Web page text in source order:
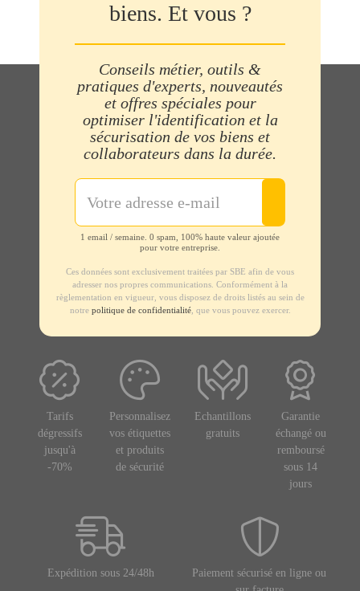
biens. Et vous ?
Conseils métier, outils &
pratiques d'experts, nouveautés
et offres spéciales pour
optimiser l'identification et la
sécurisation de vos biens et
collaborateurs dans la durée.
1 email / semaine. 0 spam, 100% haute valeur ajoutée
pour votre entreprise.
Ces données sont exclusivement traitées par SBE afin de vous
adresser nos propres communications. Conformément à la
règlementation en vigueur, vous disposez de droits listés au sein de
notre politique de confidentialité, que vous pouvez exercer.
Tarifs
dégressifs
jusqu'à
-70%
Personnalisez
vos étiquettes
et produits
de sécurité
Echantillons
gratuits
Garantie
échangé ou
remboursé
sous 14
jours
Expédition sous 24/48h
Paiement sécurisé en ligne ou